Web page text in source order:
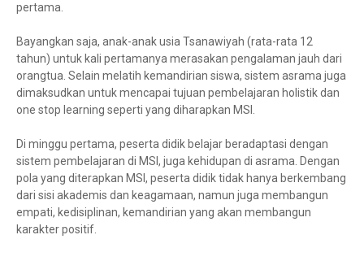
pertama.
Bayangkan saja, anak-anak usia Tsanawiyah (rata-rata 12
tahun) untuk kali pertamanya merasakan pengalaman jauh dari
orangtua. Selain melatih kemandirian siswa, sistem asrama juga
dimaksudkan untuk mencapai tujuan pembelajaran holistik dan
one stop learning seperti yang diharapkan MSI.
Di minggu pertama, peserta didik belajar beradaptasi dengan
sistem pembelajaran di MSI, juga kehidupan di asrama. Dengan
pola yang diterapkan MSI, peserta didik tidak hanya berkembang
dari sisi akademis dan keagamaan, namun juga membangun
empati, kedisiplinan, kemandirian yang akan membangun
karakter positif.